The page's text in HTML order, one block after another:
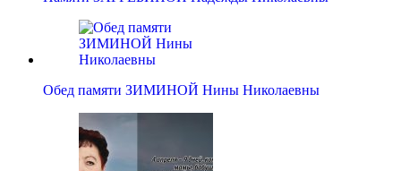
Обед памяти ЗИМИНОЙ Нины Николаевны